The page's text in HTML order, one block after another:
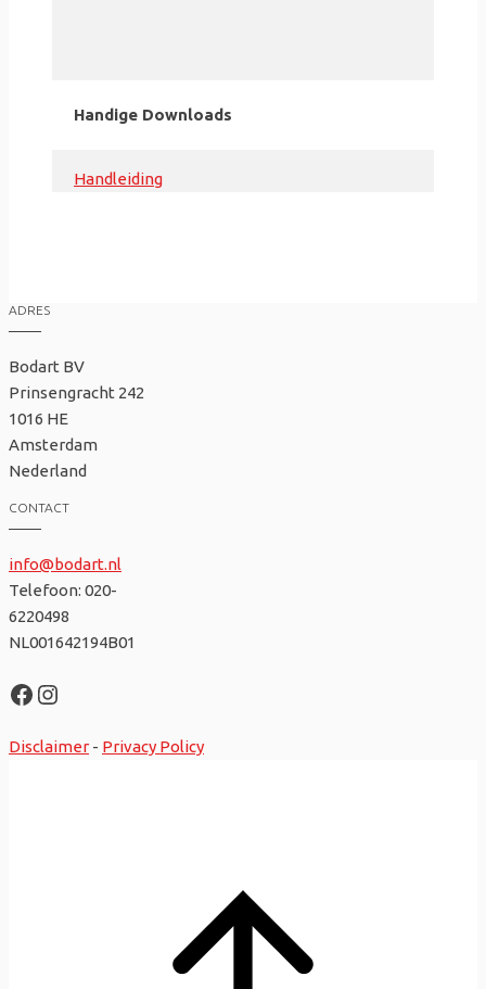
Handige Downloads
Handleiding
ADRES
Bodart BV
Prinsengracht 242
1016 HE
Amsterdam
Nederland
CONTACT
info@bodart.nl
Telefoon: 020-
6220498
NL001642194B01
Facebook
Instagram
Disclaimer - Privacy Policy